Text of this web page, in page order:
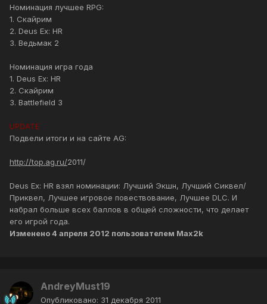
Номинация лучшее RPG:
1. Скайрим
2. Deus Ex: HR
3. Ведьмак 2
Номинация игра года
1. Deus Ex: HR
2. Скайрим
3. Battlefield 3
UPDATE
Подвели итоги и на сайте AG:
http://top.ag.ru/2011/
Deus Ex: HR взял номинации: Лучший Экшн, Лучший Сиквел/
Приквел, Лучшее игровое повествование, Лучшее DLC. И
набрал больше всех баллов в общей сложности, что делает
его игрой года.
Изменено4 апреля 2012 пользователем Max2k
AndreyMust19
Опубликовано: 31 декабря 2011